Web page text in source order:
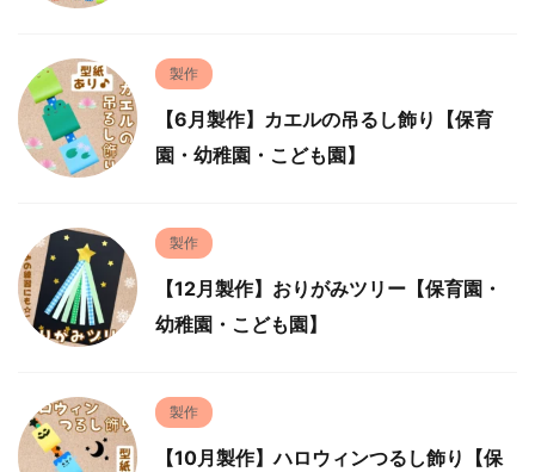
製作
【6月製作】カエルの吊るし飾り【保育
園・幼稚園・こども園】
製作
【12月製作】おりがみツリー【保育園・
幼稚園・こども園】
製作
【10月製作】ハロウィンつるし飾り【保